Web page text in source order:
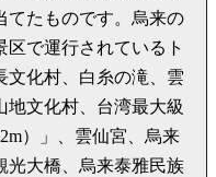
てたものです。烏来の
で運行されているト
文化村、白糸の滝、雲
地文化村、台湾最大級
）」、雲仙宮、烏来
光大橋、烏来泰雅民族